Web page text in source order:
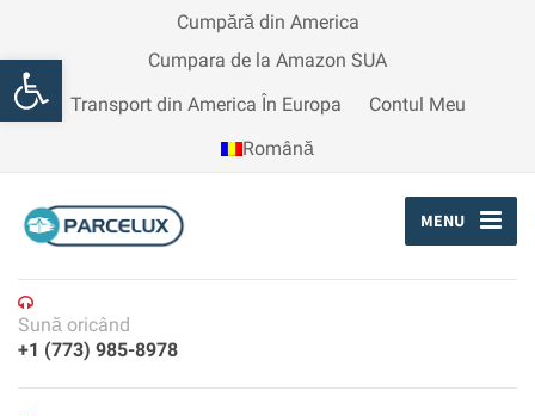
Open toolbar
Cumpără din America
Cumpara de la Amazon SUA
Transport din America În Europa
Contul Meu
Română
MENU
Sună oricând
+1 (773) 985-8978